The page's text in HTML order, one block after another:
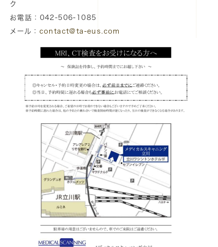
ク
お電話：042-506-1085
メール： contact@ta-eus.com